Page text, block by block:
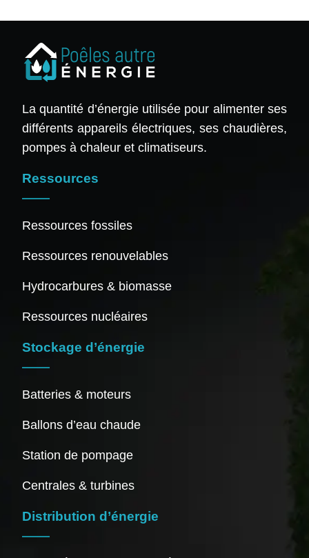
La quantité d’énergie utilisée pour alimenter ses
différents appareils électriques, ses chaudières,
pompes à chaleur et climatiseurs.
Ressources
Ressources fossiles
Ressources renouvelables
Hydrocarbures & biomasse
Ressources nucléaires
Stockage d’énergie
Batteries & moteurs
Ballons d’eau chaude
Station de pompage
Centrales & turbines
Distribution d’énergie